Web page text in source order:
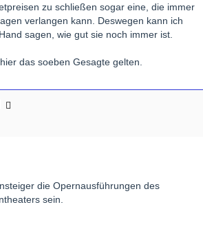
zu schließen sogar eine, die immer
verlangen kann. Deswegen kann ich
sagen, wie gut sie noch immer ist.
das soeben Gesagte gelten.
die Opernausführungen des
sein.